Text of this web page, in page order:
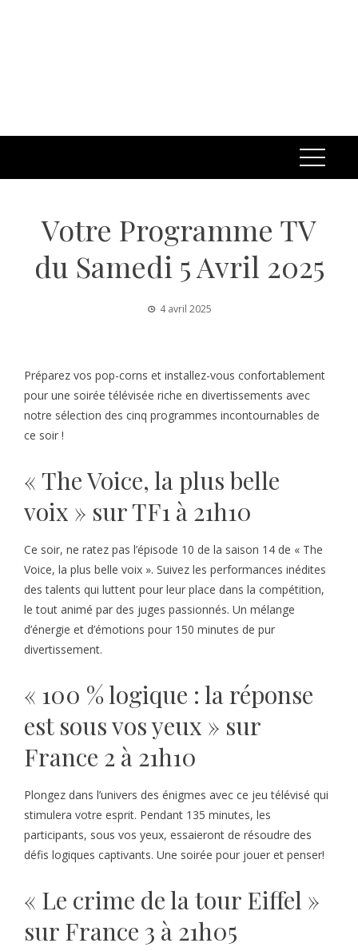
Votre Programme TV
du Samedi 5 Avril 2025
4 avril 2025
Préparez vos pop-corns et installez-vous confortablement
pour une soirée télévisée riche en divertissements avec
notre sélection des cinq programmes incontournables de
ce soir !
« The Voice, la plus belle
voix » sur TF1 à 21h10
Ce soir, ne ratez pas l’épisode 10 de la saison 14 de « The
Voice, la plus belle voix ». Suivez les performances inédites
des talents qui luttent pour leur place dans la compétition,
le tout animé par des juges passionnés. Un mélange
d’énergie et d’émotions pour 150 minutes de pur
divertissement.
« 100 % logique : la réponse
est sous vos yeux » sur
France 2 à 21h10
Plongez dans l’univers des énigmes avec ce jeu télévisé qui
stimulera votre esprit. Pendant 135 minutes, les
participants, sous vos yeux, essaieront de résoudre des
défis logiques captivants. Une soirée pour jouer et penser!
« Le crime de la tour Eiffel »
sur France 3 à 21h05